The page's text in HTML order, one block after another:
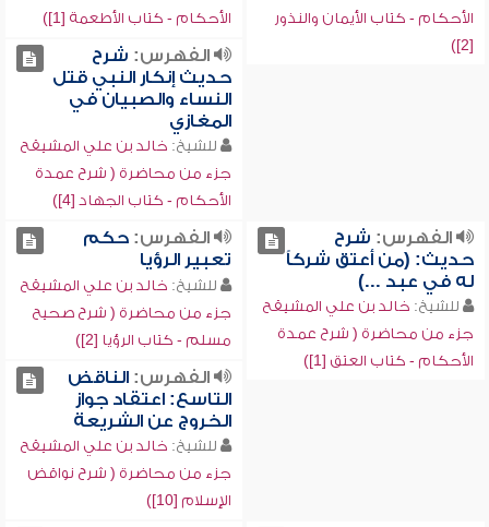
الأحكام - كتاب الأيمان والنذور
[2])
الأحكام - كتاب الأطعمة [1])
الفهرس: شرح
حديث إنكار النبي قتل
النساء والصبيان في
المغازي
للشيخ: خالد بن علي المشيقح
جزء من محاضرة ( شرح عمدة
الأحكام - كتاب الجهاد [4])
الفهرس: شرح
حديث: (من أعتق شركاً
له في عبد ...)
للشيخ: خالد بن علي المشيقح
جزء من محاضرة ( شرح عمدة
الأحكام - كتاب العتق [1])
الفهرس:حكم
تعبير الرؤيا
للشيخ: خالد بن علي المشيقح
جزء من محاضرة ( شرح صحيح
مسلم - كتاب الرؤيا [2])
الفهرس:الناقض
التاسع: اعتقاد جواز
الخروج عن الشريعة
للشيخ: خالد بن علي المشيقح
جزء من محاضرة ( شرح نواقض
الإسلام [10])